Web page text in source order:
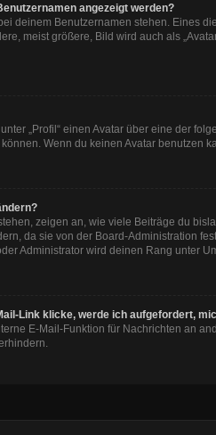
angezeigt werden?
deinem Benutzernamen stehen. Eines
meist größere, Bild wird auch als
„Profil“ einen Avatar über eine der
Wenn du keinen Avatar benutzen
zeigen an, wie viele Beiträge du
da sie von der Board-Administration
Administrator wird deinen Rang unter
Link klicke, werde ich aufgefordert,
E-Mail-Funktion für Nachrichten an